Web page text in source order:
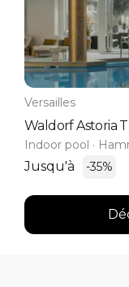
Versailles
Waldorf Astoria
Indoor pool ·
Jusqu'à -35%